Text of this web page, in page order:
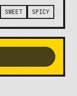
SWEET SPICY